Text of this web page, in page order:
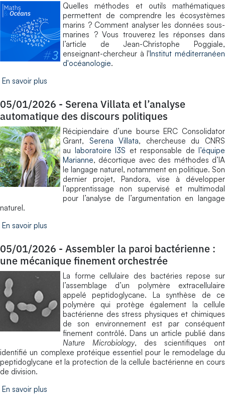
Quelles méthodes et outils mathématiques
permettent de comprendre les écosystèmes
marins ? Comment analyser les données sous-
marines ? Vous trouverez les réponses dans
l’article de Jean-Christophe Poggiale,
enseignant-chercheur à l'Institut méditerranéen
d'océanologie.
En savoir plus
05/01/2026 - Serena Villata et l’analyse
automatique des discours politiques
Récipiendaire d’une bourse ERC Consolidator
Grant, Serena Villata, chercheuse du CNRS
au laboratoire I3S et responsable de l’équipe
Marianne, décortique avec des méthodes d’IA
le langage naturel, notamment en politique. Son
dernier projet, Pandora, vise à développer
l’apprentissage non supervisé et multimodal
pour l’analyse de l’argumentation en langage
naturel.
En savoir plus
05/01/2026 - Assembler la paroi bactérienne :
une mécanique finement orchestrée
La forme cellulaire des bactéries repose sur
l’assemblage d’un polymère extracellulaire
appelé peptidoglycane. La synthèse de ce
polymère qui protège également la cellule
bactérienne des stress physiques et chimiques
de son environnement est par conséquent
finement contrôlé. Dans un article publié dans
Nature Microbiology, des scientifiques ont
identifié un complexe protéique essentiel pour le remodelage du
peptidoglycane et la protection de la cellule bactérienne en cours
de division.
En savoir plus